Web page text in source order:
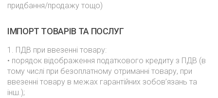
придбання/продажу тощо)
ІМПОРТ ТОВАРІВ ТА ПОСЛУГ
1. ПДВ при ввезенні товару:
• порядок відображення податкового кредиту з ПДВ (в
тому числі при безоплатному отриманні товару, при
ввезенні товару в межах гарантійних зобов’язань та
інш.);